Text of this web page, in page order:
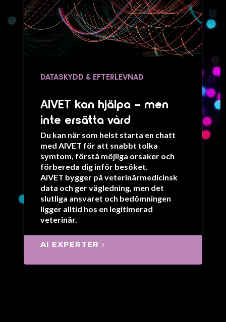
DATASKYDD & EFTERLEVNAD
AIVET kan hjälpa – men
inte ersätta vård
Du kan när som helst starta en chatt
med AIVET för att snabbt tolka
symtom, förstå möjliga orsaker och
förbereda dig inför besöket.
AIVET bygger på veterinärmedicinsk
data och ger vägledning, men det
slutliga ansvaret och bedömningen
ligger alltid hos en legitimerad
veterinär.
AI EXPERTER